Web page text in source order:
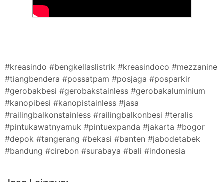
#kreasindo #bengkellaslistrik #kreasindoco #mezzanine
#tiangbendera #possatpam #posjaga #posparkir
#gerobakbesi #gerobakstainless #gerobakaluminium
#kanopibesi #kanopistainless #jasa
#railingbalkonstainless #railingbalkonbesi #teralis
#pintukawatnyamuk #pintuexpanda #jakarta #bogor
#depok #tangerang #bekasi #banten #jabodetabek
#bandung #cirebon #surabaya #bali #indonesia